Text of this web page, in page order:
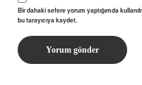
Bir dahaki sefere yorum yaptığımda
bu tarayıcıya kaydet.